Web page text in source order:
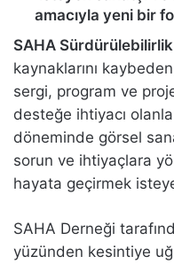
amacıyla yeni bir
SAHA
kaynaklarını
sergi, program ve
desteğe ihtiyacı
döneminde görsel
sorun ve ihtiyaçlara
hayata geçirmek
SAHA Derneği
yüzünden kesintiye